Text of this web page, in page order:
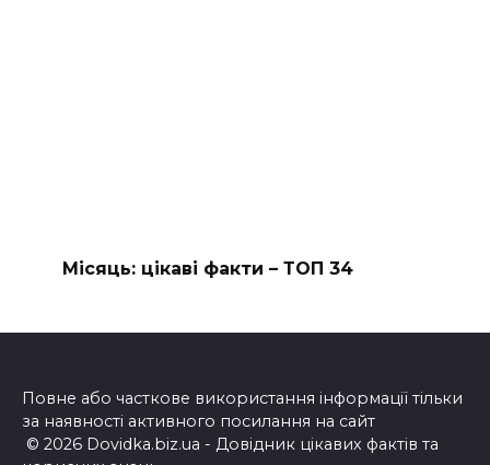
Місяць: цікаві факти – ТОП 34
Повне або часткове використання інформації тільки
за наявності активного посилання на сайт
© 2026 Dovidka.biz.ua - Довідник цікавих фактів та